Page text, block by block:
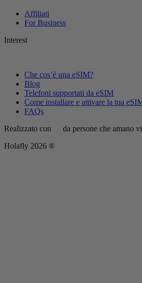
Affiliati
For Business
Interest
Che cos’è una eSIM?
Blog
Telefoni supportati da eSIM
Come installare e attivare la tua
FAQs
Realizzato con
da persone che amano
Holafly 2026 ®